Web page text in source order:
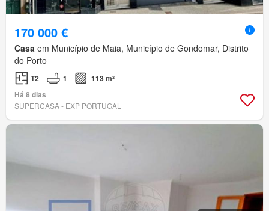
170 000 €
Casa em Município de Maia, Município de Gondomar, Distrito
do Porto
T2 1
113 m²
Há 8 dias
SUPERCASA - EXP PORTUGAL